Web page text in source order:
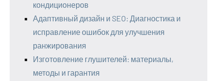
кондиционеров
Адаптивный дизайн и SEO: Диагностика и
исправление ошибок для улучшения
ранжирования
Изготовление глушителей: материалы,
методы и гарантия